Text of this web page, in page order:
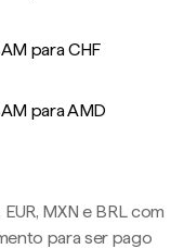
para CHF
para AMD
MXN e BRL com
para ser pago